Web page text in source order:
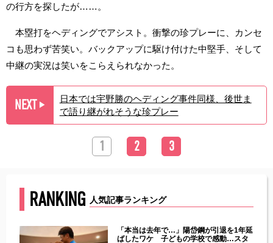
の行方を探したが……。
本塁打をヘディングでアシスト。衝撃の珍プレーに、カンセ
コも思わず苦笑い。バックアップに駆け付けた中堅手、そして
中継の実況は笑いをこらえられなかった。
NEXT ▶︎
日本では宇野勝のヘディング事件同様、後世ま
で語り継がれそうな珍プレー
1 2 3
RANKING 人気記事ランキング
「本当は去年で…」陽岱鋼が引退を1年延
ばしたワケ 子どもの学校で感動…スタ